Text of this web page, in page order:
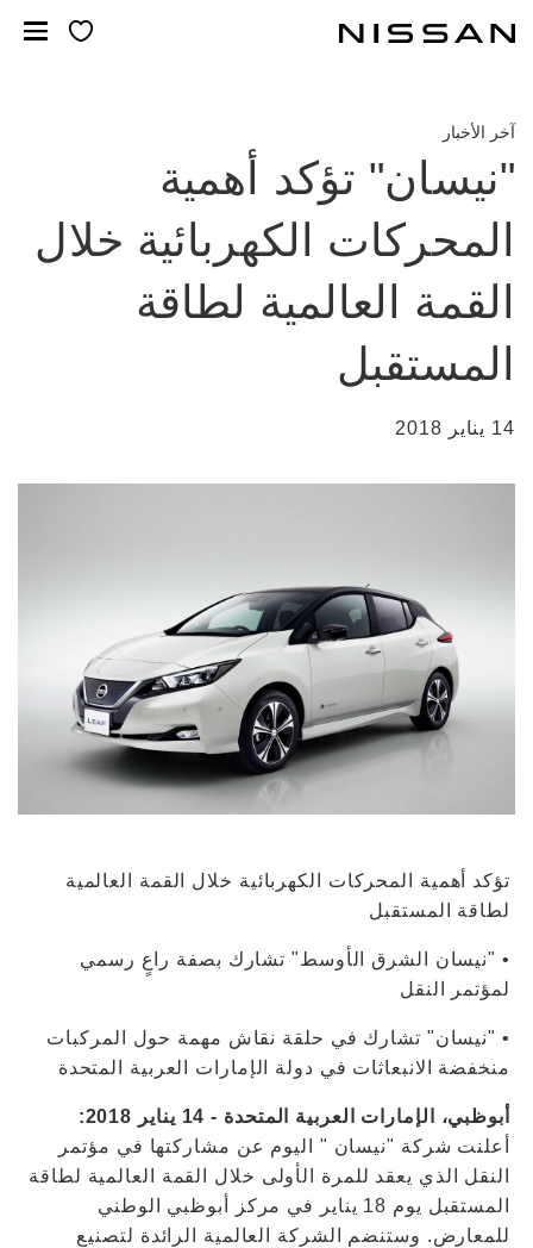
المحتوى
آخر الأخبار
"نيسان" تؤكد أهمية
المحركات الكهربائية خلال
القمة العالمية لطاقة
المستقبل
14 يناير 2018
تؤكد أهمية المحركات الكهربائية خلال القمة العالمية
لطاقة المستقبل
• "نيسان الشرق الأوسط" تشارك بصفة راعٍ رسمي
لمؤتمر النقل
• "نيسان" تشارك في حلقة نقاش مهمة حول المركبات
منخفضة الانبعاثات في دولة الإمارات العربية المتحدة
أبوظبي، الإمارات العربية المتحدة - 14 يناير 2018:
أعلنت شركة "نيسان " اليوم عن مشاركتها في مؤتمر
النقل الذي يعقد للمرة الأولى خلال القمة العالمية لطاقة
المستقبل يوم 18 يناير في مركز أبوظبي الوطني
للمعارض. وستنضم الشركة العالمية الرائدة لتصنيع